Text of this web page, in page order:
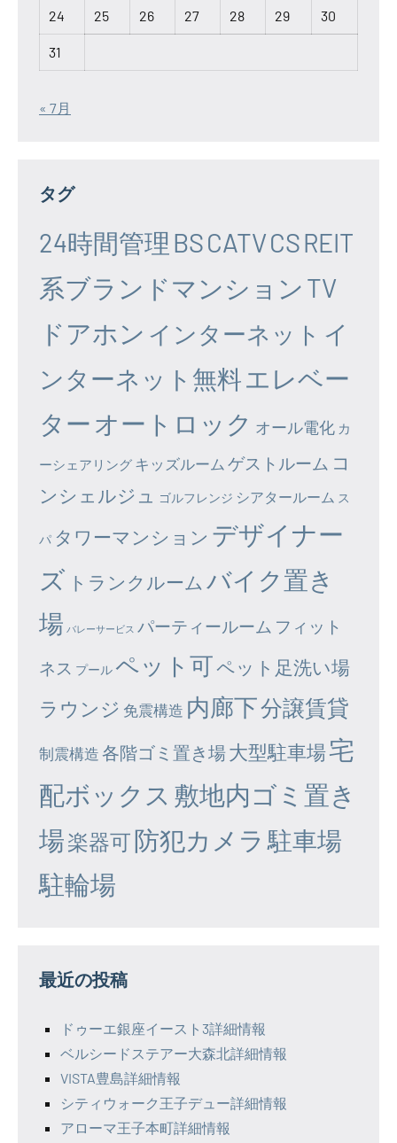
24 25 26 27 28 29 30
31
« 7月
タグ
24時間管理 BSCATVCSREIT
系ブランドマンション TV
ドアホン インターネット イ
ンターネット無料エレベー
ター オートロック オール電化 カ
ーシェアリング キッズルーム ゲストルーム コ
ンシェルジュ
ゴルフレンジ シアタールーム ス
パ タワーマンション デザイナー
ズ トランクルーム バイク置き
場 バレーサービス パーティールーム フィット
ネス プール ペット可ペット足洗い場
ラウンジ 免震構造 内廊下分譲賃貸
制震構造 各階ゴミ置き場大型駐車場宅
配ボックス 敷地内ゴミ置き
場楽器可防犯カメラ 駐車場
駐輪場
最近の投稿
ドゥーエ銀座イースト3詳細情報
ベルシードステアー大森北詳細情報
VISTA豊島詳細情報
シティウォーク王子デュー詳細情報
アローマ王子本町詳細情報